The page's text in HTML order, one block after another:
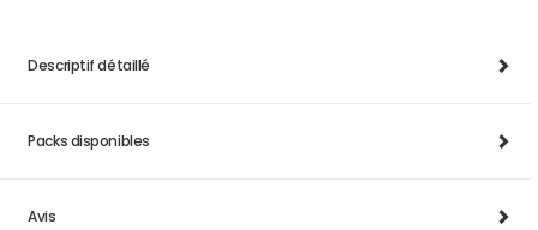
Descriptif détaillé
Packs disponibles
Avis